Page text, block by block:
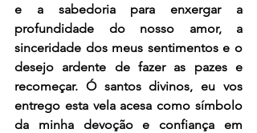
e a sabedoria para enxergar a
profundidade do nosso amor, a
sinceridade dos meus sentimentos e o
desejo ardente de fazer as pazes e
recomeçar. Ó santos divinos, eu vos
entrego esta vela acesa como símbolo
da minha devoção e confiança em